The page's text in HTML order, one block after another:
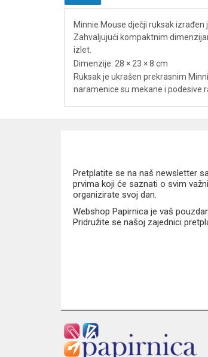
Minnie Mouse dječji ruksak
Zahvaljujući kompaktnim
izlet.
Dimenzije: 28 × 23 × 8 cm
Ruksak je ukrašen prekrasnim
naramenice su mekane i podesive
Pretplatite se na naš newsletter
prvima koji će saznati o svim
organizirate svoj dan.
Webshop Papirnica je vaš
Pridružite se našoj zajednici